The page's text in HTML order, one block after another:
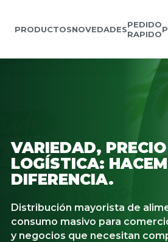
PRODUCTOSNOVEDADESPEDIDO
RAPIDO
VARIEDAD,
LOGÍSTICA:
DIFERENCIA.
Distribución mayorista de
consumo masivo para
y negocios que necesitan